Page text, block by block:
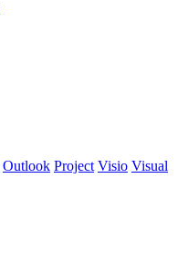
Outlook Project Visio Visual